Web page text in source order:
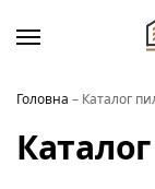
Головна – Каталог